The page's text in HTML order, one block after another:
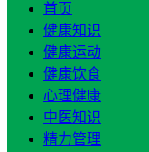
首页
健康知识
健康运动
健康饮食
心理健康
中医知识
精力管理